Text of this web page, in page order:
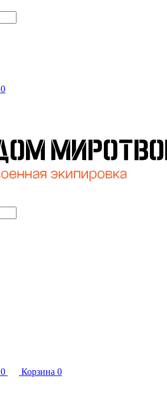
0
0 Корзина 0